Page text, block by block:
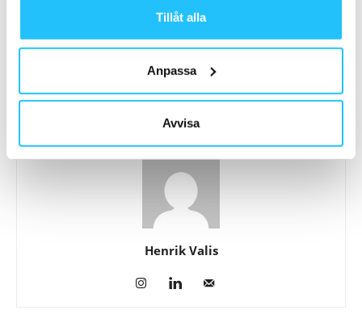
Tillåt alla
Anpassa
Avvisa
Relentless Method tar klivet
Technogym sluter partnerskap
nästa generations AI-driven
hälsa
Henrik Valis